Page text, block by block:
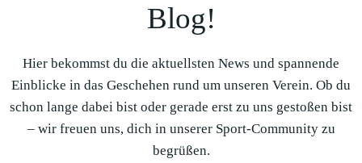
Blog!
Hier bekommst du die aktuellsten News und spannende
Einblicke in das Geschehen rund um unseren Verein. Ob du
schon lange dabei bist oder gerade erst zu uns gestoßen bist
– wir freuen uns, dich in unserer Sport-Community zu
begrüßen.